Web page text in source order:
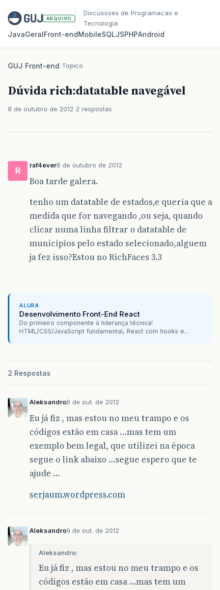
ARQUIVO
Discussoes de Programacao e
Tecnologia
JavaGeralFront‑endMobileSQLJSPHPAndroid
GUJ/Front-end/Topico
Dúvida rich:datatable navegável
8 de outubro de 2012 2 respostas
R
raf4ever8 de outubro de 2012
Boa tarde galera.
tenho um datatable de estados,e queria que a
medida que for navegando ,ou seja, quando
clicar numa linha filtrar o datatable de
municipios pelo estado selecionado,alguem
ja fez isso?Estou no RichFaces 3.3
ALURA
Desenvolvimento Front-End React
Do primeiro componente à liderança técnica!
HTML/CSS/JavaScript fundamental, React com hooks e...
2 Respostas
Aleksandro8 de out. de 2012
Eu já fiz , mas estou no meu trampo e os
códigos estão em casa …mas tem um
exemplo bem legal, que utilizei na época
segue o link abaixo …segue espero que te
ajude …
serjaum.wordpress.com
Aleksandro9 de out. de 2012
Aleksandro:
Eu já fiz , mas estou no meu trampo e os
códigos estão em casa …mas tem um